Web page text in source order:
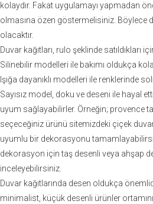
kolaydır. Fakat uygulamayı yapmadan
olmasına özen göstermelisiniz. Böylece
olacaktır.
Duvar kağıtları, rulo şeklinde satıldıkları
Silinebilir modelleri ile bakımı oldukça
Işığa dayanıklı modelleri ile renklerinde
Sayısız model, doku ve deseni ile hayal
uyum sağlayabilirler. Örneğin; provence
seçeceğiniz ürünü sitemizdeki çiçek
uyumlu bir dekorasyonu
dekorasyon için taş desenli veya ahşap
inceleyebilirsiniz.
Duvar kağıtlarında desen oldukça
minimalist, küçük desenli ürünler